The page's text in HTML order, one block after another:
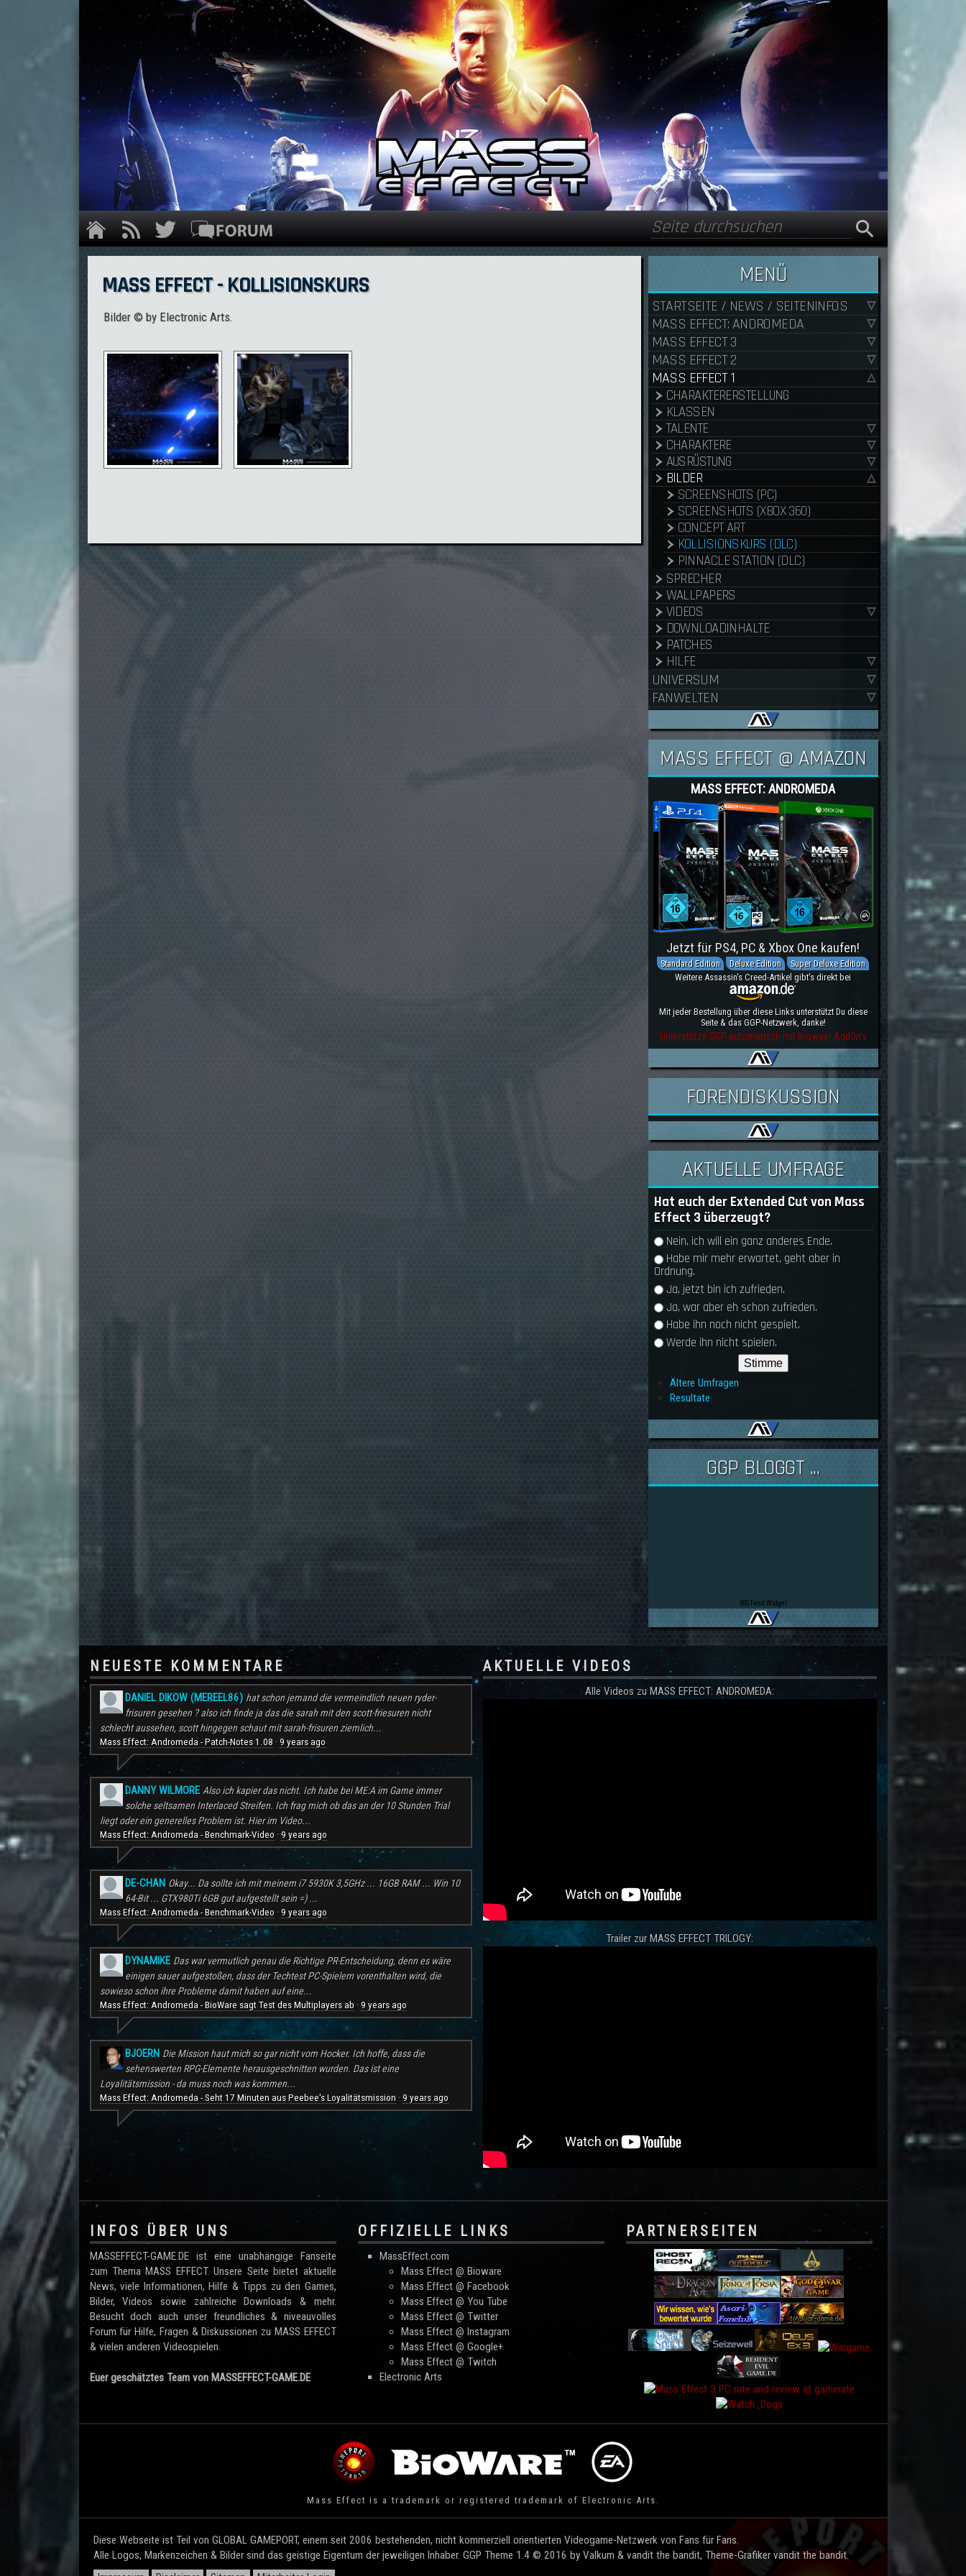
Direkt zum Inhalt
Suchformular
Suche
MASS EFFECT - KOLLISIONSKURS
Bilder © by Electronic Arts.
MENÜ
STARTSEITE / NEWS / SEITENINFOS
MASS EFFECT: ANDROMEDA
MASS EFFECT 3
MASS EFFECT 2
MASS EFFECT 1
CHARAKTERERSTELLUNG
KLASSEN
TALENTE
CHARAKTERE
AUSRÜSTUNG
BILDER
SCREENSHOTS (PC)
SCREENSHOTS (XBOX 360)
CONCEPT ART
KOLLISIONSKURS (DLC)
PINNACLE STATION (DLC)
SPRECHER
WALLPAPERS
VIDEOS
DOWNLOADINHALTE
PATCHES
HILFE
UNIVERSUM
FANWELTEN
MASS EFFECT @ AMAZON
MASS EFFECT: ANDROMEDA
Jetzt für PS4, PC & Xbox One kaufen!
Standard Edition Deluxe Edition
Super Deluxe Edition
Weitere Assassin's Creed-Artikel gibt's direkt bei
Mit jeder Bestellung über diese Links unterstützt Du diese
Seite & das GGP-Netzwerk, danke!
Unterstütze GGP automatisch mit Browser AddOn's
FORENDISKUSSION
AKTUELLE UMFRAGE
Hat euch der Extended Cut von Mass
Effect 3 überzeugt?
Auswahlmöglichkeiten
Nein, ich will ein ganz anderes Ende.
Habe mir mehr erwartet, geht aber in
Ordnung.
Ja, jetzt bin ich zufrieden.
Ja, war aber eh schon zufrieden.
Habe ihn noch nicht gespielt.
Werde ihn nicht spielen.
Ältere Umfragen
Resultate
GGP BLOGGT ...
RSS Feed Widget
NEUESTE KOMMENTARE
DANIEL DIKOW (MEREEL86) hat schon jemand die vermeindlich neuen ryder-
frisuren gesehen ? also ich finde ja das die sarah mit den scott-friesuren nicht
schlecht aussehen, scott hingegen schaut mit sarah-frisuren ziemlich...
Mass Effect: Andromeda - Patch-Notes 1.08 · 9 years ago
DANNY WILMORE Also ich kapier das nicht. Ich habe bei ME:A im Game immer
solche seltsamen Interlaced Streifen. Ich frag mich ob das an der 10 Stunden Trial
liegt oder ein generelles Problem ist. Hier im Video...
Mass Effect: Andromeda - Benchmark-Video · 9 years ago
DE-CHAN Okay... Da sollte ich mit meinem i7 5930K 3,5GHz ... 16GB RAM ... Win 10
64-Bit ... GTX980Ti 6GB gut aufgestellt sein =) ...
Mass Effect: Andromeda - Benchmark-Video · 9 years ago
DYNAMIKE Das war vermutlich genau die Richtige PR-Entscheidung, denn es wäre
einigen sauer aufgestoßen, dass der Techtest PC-Spielern vorenthalten wird, die
sowieso schon ihre Probleme damit haben auf eine...
Mass Effect: Andromeda - BioWare sagt Test des Multiplayers ab · 9 years ago
BJOERN Die Mission haut mich so gar nicht vom Hocker. Ich hoffe, dass die
sehenswerten RPG-Elemente herausgeschnitten wurden. Das ist eine
Loyalitätsmission - da muss noch was kommen...
Mass Effect: Andromeda - Seht 17 Minuten aus Peebee's Loyalitätsmission · 9 years ago
AKTUELLE VIDEOS
Alle Videos zu MASS EFFECT: ANDROMEDA:
Trailer zur MASS EFFECT TRILOGY:
.
INFOS ÜBER UNS
MASSEFFECT-GAME.DE ist eine unabhängige Fanseite
zum Thema MASS EFFECT. Unsere Seite bietet aktuelle
News, viele Informationen, Hilfe & Tipps zu den Games,
Bilder, Videos sowie zahlreiche Downloads & mehr.
Besucht doch auch unser freundliches & niveauvolles
Forum für Hilfe, Fragen & Diskussionen zu MASS EFFECT
& vielen anderen Videospielen.
Euer geschätztes Team von MASSEFFECT-GAME.DE
OFFIZIELLE LINKS
MassEffect.com
Mass Effect @ Bioware
Mass Effect @ Facebook
Mass Effect @ You Tube
Mass Effect @ Twitter
Mass Effect @ Instagram
Mass Effect @ Google+
Mass Effect @ Twitch
Electronic Arts
PARTNERSEITEN
Mass Effect is a trademark or registered trademark of Electronic Arts.
Diese Webseite ist Teil von GLOBAL GAMEPORT, einem seit 2006 bestehenden, nicht kommerziell orientierten Videogame-Netzwerk von Fans für Fans.
Alle Logos, Markenzeichen & Bilder sind das geistige Eigentum der jeweiligen Inhaber. GGP Theme 1.4 © 2016 by Valkum & vandit the bandit, Theme-Grafiker vandit the bandit.